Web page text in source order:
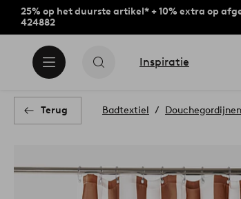
25% op het duurste artikel* + 10% extra op
424882
Inspiratie
Terug Badtextiel Douchegordijnen